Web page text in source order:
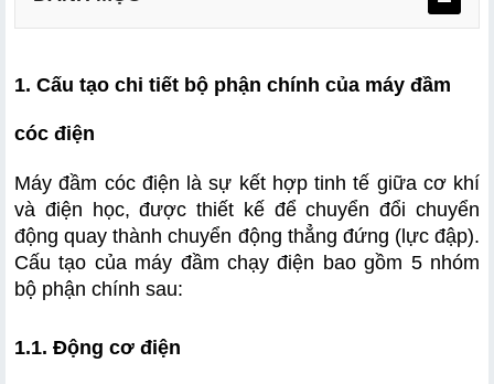
1.1. Động cơ điện
1.4. Bệ đầm (chân đầm)
1.5. Tay cầm và hệ thống điều khiển
2.1. Chu trình chuyển đổi năng lượng
1. Cấu tạo chi tiết bộ phận chính của máy đầm
cóc điện
Máy đầm cóc điện là sự kết hợp tinh tế giữa cơ khí
và điện học, được thiết kế để chuyển đổi chuyển
động quay thành chuyển động thẳng đứng (lực đập).
Cấu tạo của máy đầm chạy điện bao gồm 5 nhóm
bộ phận chính sau:
1.1. Động cơ điện